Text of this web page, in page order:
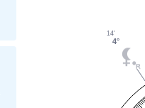
4°
14'